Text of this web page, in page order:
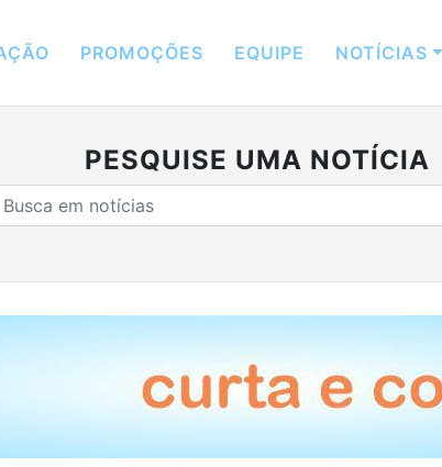
PROMOÇÕES EQUIPE NOTÍCIAS
PESQUISE UMA NOTÍCIA